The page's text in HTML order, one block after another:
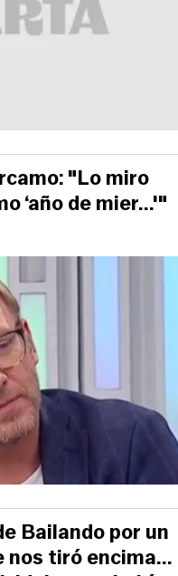
"Lo miro
‘año de mier...'"
Bailando por un
nos tiró encima...